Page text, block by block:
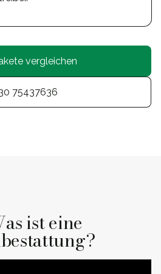
vergleichen
75437636
ist eine